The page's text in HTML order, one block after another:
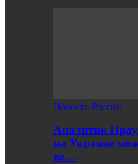
Новости России
Аналитик
на Украине
во…